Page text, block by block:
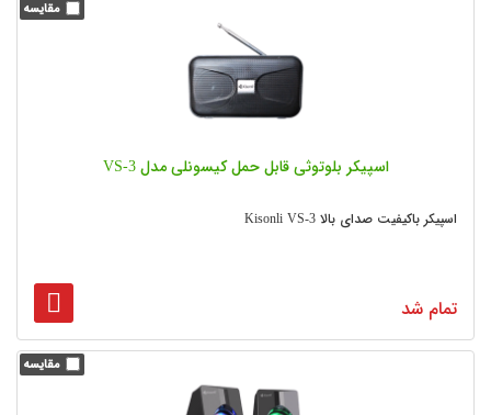
اسپیکر بلوتوثی قابل حمل کیسونلی مدل VS-3
اسپیکر باکیفیت صدای بالا Kisonli VS-3
تمام شد